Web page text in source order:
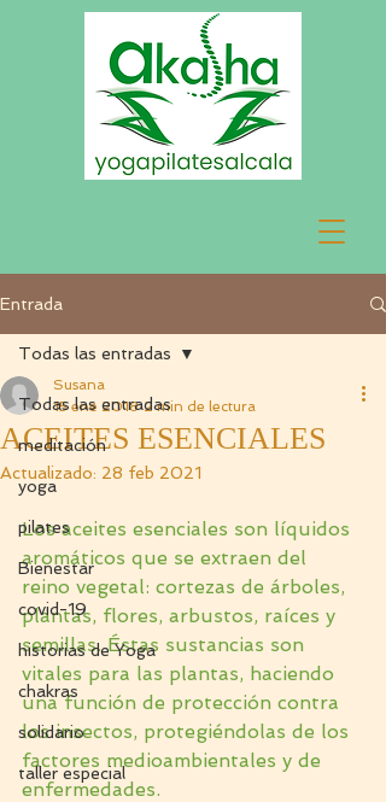
Entrada
Todas las entradas
meditación
yoga
pilates
Bienestar
covid-19
historias de Yoga
chakras
solidario
taller especial
Todas las entradas
ACEITES ESENCIALES
Susana
15 ene 2018 2 min de lectura
Actualizado: 28 feb 2021
Los aceites esenciales son líquidos
aromáticos que se extraen del
reino vegetal: cortezas de árboles,
plantas, flores, arbustos, raíces y
semillas. Éstas sustancias son
vitales para las plantas, haciendo
una función de protección contra
los insectos, protegiéndolas de los
factores medioambientales y de
enfermedades.